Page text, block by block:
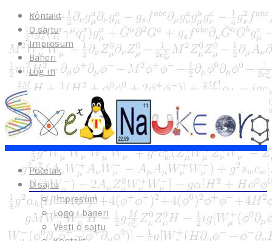
Kontakt
O sajtu
Impresum
Baneri
Log in
Početak
O sajtu
Impresum
Logo i baneri
Vesti o sajtu